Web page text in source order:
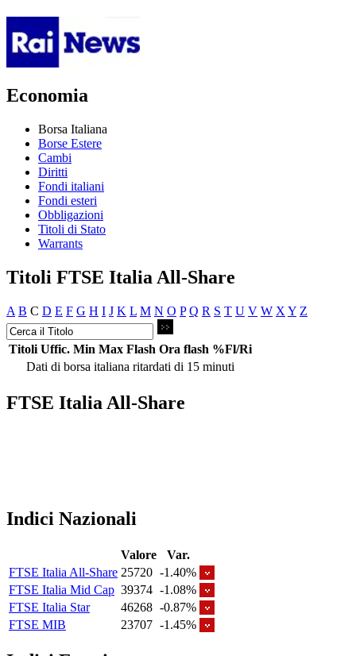
Economia
Borsa Italiana
Borse Estere
Cambi
Diritti
Fondi italiani
Fondi esteri
Obbligazioni
Titoli di Stato
Warrants
Titoli FTSE Italia All-Share
A B C D E F G H I J K L M N O P Q R S T U V W X Y Z
Titoli Uffic. Min Max Flash Ora flash %Fl/Ri
Dati di borsa italiana ritardati di 15 minuti
FTSE Italia All-Share
Indici Nazionali
Valore
Var.
FTSE Italia All-Share 25720 -1.40%
FTSE Italia Mid Cap 39374 -1.08%
FTSE Italia Star
46268 -0.87%
FTSE MIB
23707 -1.45%